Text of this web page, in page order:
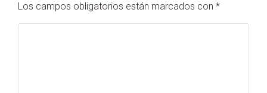
Los campos obligatorios están marcados con *